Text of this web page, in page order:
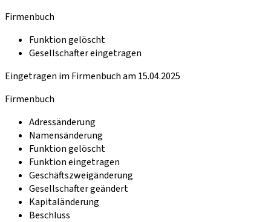
Firmenbuch
Funktion gelöscht
Gesellschafter eingetragen
Eingetragen im Firmenbuch am 15.04.2025
Firmenbuch
Adressänderung
Namensänderung
Funktion gelöscht
Funktion eingetragen
Geschäftszweigänderung
Gesellschafter geändert
Kapitaländerung
Beschluss